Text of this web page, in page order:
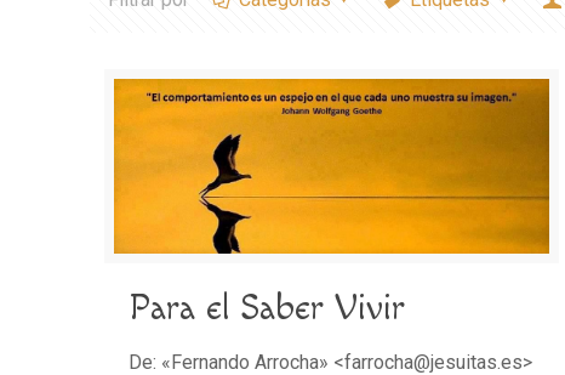
Para el Saber Vivir
De: «Fernando Arrocha» <farrocha@jesuitas.es>